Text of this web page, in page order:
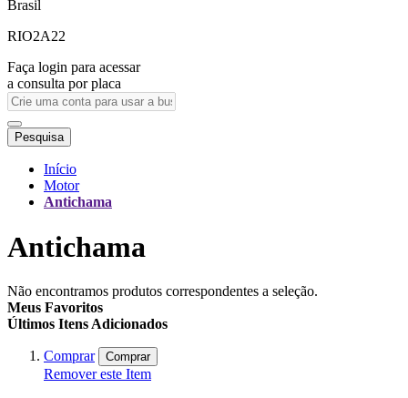
Brasil
RIO2A22
Faça login para acessar
a consulta por placa
Pesquisa
Início
Motor
Antichama
Antichama
Não encontramos produtos correspondentes a seleção.
Meus Favoritos
Últimos Itens Adicionados
Comprar Comprar
Remover este Item